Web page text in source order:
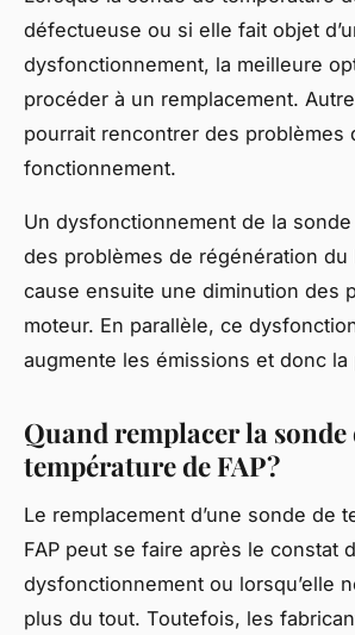
défectueuse ou si elle fait objet
dysfonctionnement, la meilleure
procéder à un remplacement.
pourrait rencontrer des problèmes
fonctionnement.
Un dysfonctionnement de la
des problèmes de régénération du
cause ensuite une diminution des
moteur. En parallèle, ce
augmente les émissions et donc la
Quand remplacer la sonde
température de FAP ?
Le remplacement d’une sonde de
FAP peut se faire après le constat
dysfonctionnement ou lorsqu’elle
plus du tout. Toutefois, les